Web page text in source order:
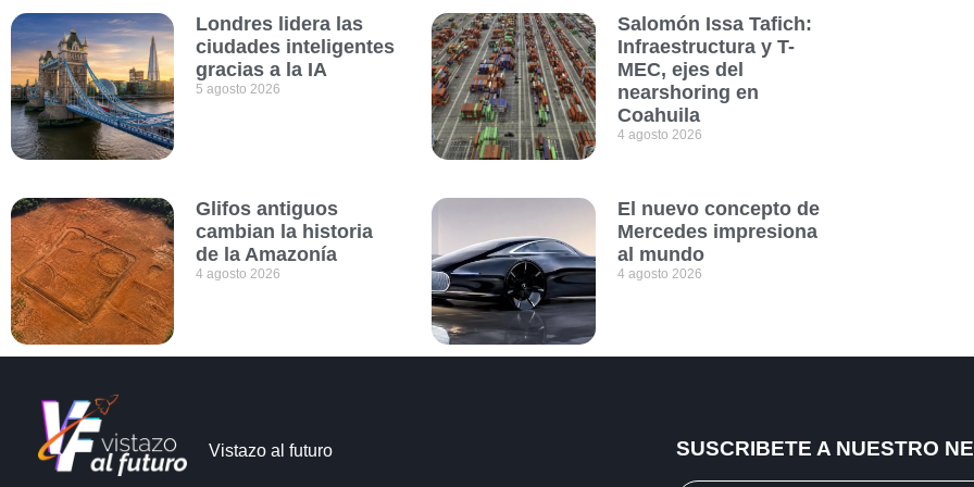
Londres lidera las
ciudades inteligentes
gracias a la IA
5 agosto 2026
Salomón Issa Tafich:
Infraestructura y T-
MEC, ejes del
nearshoring en
Coahuila
4 agosto 2026
Glifos antiguos
cambian la historia
de la Amazonía
4 agosto 2026
El nuevo concepto de
Mercedes impresiona
al mundo
4 agosto 2026
Vistazo al futuro SUSCRIBETE A NUESTRO